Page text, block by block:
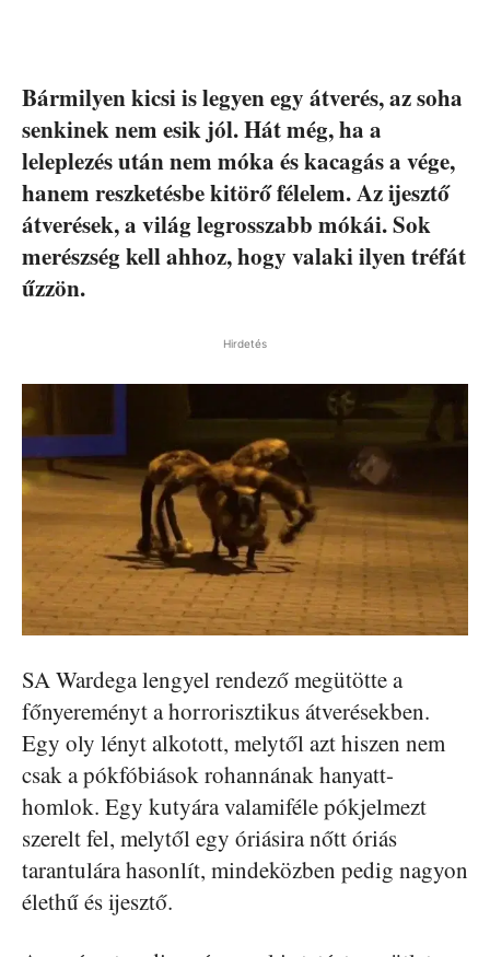
Bármilyen kicsi is legyen egy átverés, az soha
senkinek nem esik jól. Hát még, ha a
leleplezés után nem móka és kacagás a vége,
hanem reszketésbe kitörő félelem. Az ijesztő
átverések, a világ legrosszabb mókái. Sok
merészség kell ahhoz, hogy valaki ilyen tréfát
űzzön.
Hirdetés
SA Wardega lengyel rendező megütötte a
főnyereményt a horrorisztikus átverésekben.
Egy oly lényt alkotott, melytől azt hiszen nem
csak a pókfóbiások rohannának hanyatt-
homlok. Egy kutyára valamiféle pókjelmezt
szerelt fel, melytől egy óriásira nőtt óriás
tarantulára hasonlít, mindeközben pedig nagyon
élethű és ijesztő.